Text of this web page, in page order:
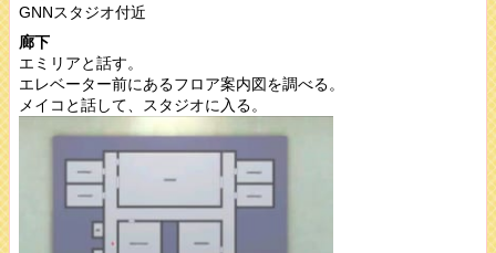
GNNスタジオ付近
廊下
エミリアと話す。
エレベーター前にあるフロア案内図を調べる。
メイコと話して、スタジオに入る。